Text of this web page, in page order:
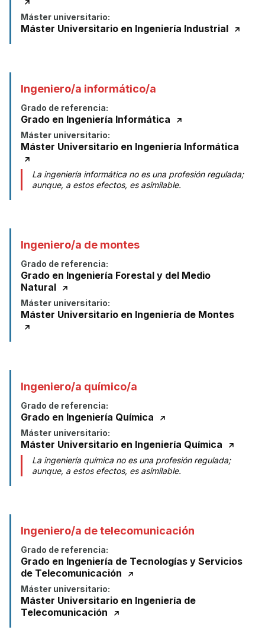
Máster universitario:
Máster Universitario en Ingeniería Industrial
Ingeniero/a informático/a
Grado de referencia:
Grado en Ingeniería Informática
Máster universitario:
Máster Universitario en Ingeniería Informática
La ingeniería informática no es una profesión regulada;
aunque, a estos efectos, es asimilable.
Ingeniero/a de montes
Grado de referencia:
Grado en Ingeniería Forestal y del Medio
Natural
Máster universitario:
Máster Universitario en Ingeniería de Montes
Ingeniero/a químico/a
Grado de referencia:
Grado en Ingeniería Química
Máster universitario:
Máster Universitario en Ingeniería Química
La ingeniería química no es una profesión regulada;
aunque, a estos efectos, es asimilable.
Ingeniero/a de telecomunicación
Grado de referencia:
Grado en Ingeniería de Tecnologías y Servicios
de Telecomunicación
Máster universitario:
Máster Universitario en Ingeniería de
Telecomunicación